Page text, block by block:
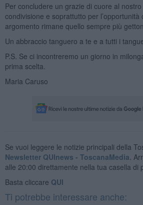
Per concludere un grazie di cuore al
condivisione e soprattutto per l’opportunità
argomento rimane quello sempre più
Un abbraccio tanguero a te e a tutti i
P.S. Se ci incontreremo un giorno in
prima scelta.
Maria Caruso
Se vuoi leggere le notizie principali della
Newsletter QUInews - ToscanaMedia.
alle 20:00 direttamente nella tua casella di
Basta cliccare QUI
Ti potrebbe interessare anche: